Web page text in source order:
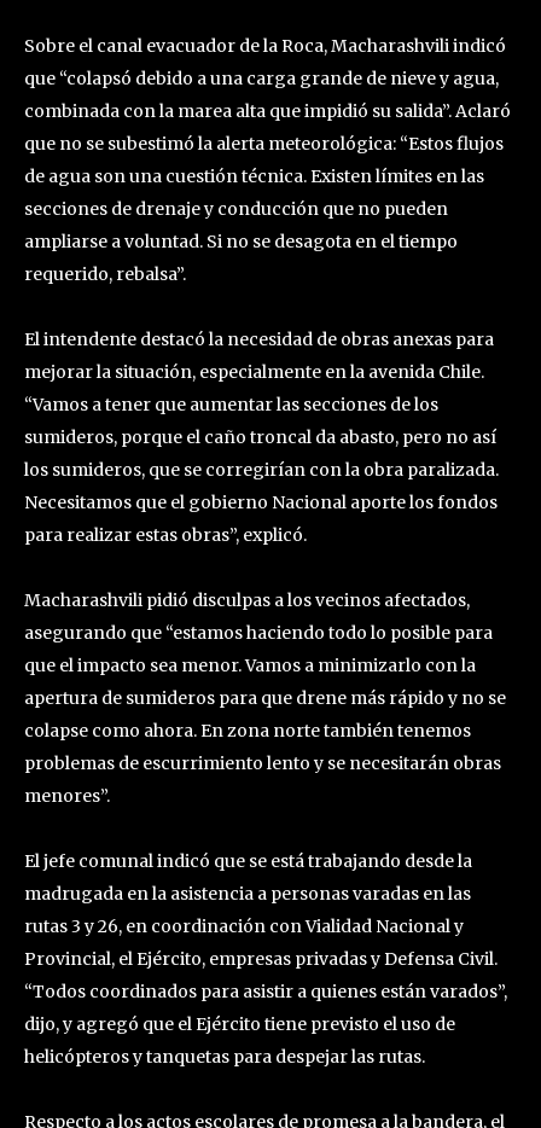
Sobre el canal evacuador de la Roca, Macharashvili indicó
que “colapsó debido a una carga grande de nieve y agua,
combinada con la marea alta que impidió su salida”. Aclaró
que no se subestimó la alerta meteorológica: “Estos flujos
de agua son una cuestión técnica. Existen límites en las
secciones de drenaje y conducción que no pueden
ampliarse a voluntad. Si no se desagota en el tiempo
requerido, rebalsa”.
El intendente destacó la necesidad de obras anexas para
mejorar la situación, especialmente en la avenida Chile.
“Vamos a tener que aumentar las secciones de los
sumideros, porque el caño troncal da abasto, pero no así
los sumideros, que se corregirían con la obra paralizada.
Necesitamos que el gobierno Nacional aporte los fondos
para realizar estas obras”, explicó.
Macharashvili pidió disculpas a los vecinos afectados,
asegurando que “estamos haciendo todo lo posible para
que el impacto sea menor. Vamos a minimizarlo con la
apertura de sumideros para que drene más rápido y no se
colapse como ahora. En zona norte también tenemos
problemas de escurrimiento lento y se necesitarán obras
menores”.
El jefe comunal indicó que se está trabajando desde la
madrugada en la asistencia a personas varadas en las
rutas 3 y 26, en coordinación con Vialidad Nacional y
Provincial, el Ejército, empresas privadas y Defensa Civil.
“Todos coordinados para asistir a quienes están varados”,
dijo, y agregó que el Ejército tiene previsto el uso de
helicópteros y tanquetas para despejar las rutas.
Respecto a los actos escolares de promesa a la bandera, el